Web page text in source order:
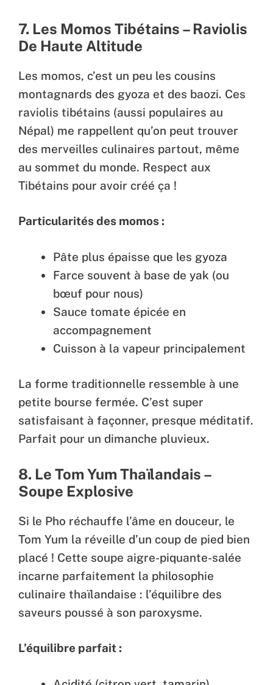
7. Les Momos Tibétains – Raviolis
De Haute Altitude
Les momos, c’est un peu les cousins
montagnards des gyoza et des baozi. Ces
raviolis tibétains (aussi populaires au
Népal) me rappellent qu’on peut trouver
des merveilles culinaires partout, même
au sommet du monde. Respect aux
Tibétains pour avoir créé ça !
Particularités des momos :
Pâte plus épaisse que les gyoza
Farce souvent à base de yak (ou
bœuf pour nous)
Sauce tomate épicée en
accompagnement
Cuisson à la vapeur principalement
La forme traditionnelle ressemble à une
petite bourse fermée. C’est super
satisfaisant à façonner, presque méditatif.
Parfait pour un dimanche pluvieux.
8. Le Tom Yum Thaïlandais –
Soupe Explosive
Si le Pho réchauffe l’âme en douceur, le
Tom Yum la réveille d’un coup de pied bien
placé ! Cette soupe aigre-piquante-salée
incarne parfaitement la philosophie
culinaire thaïlandaise : l’équilibre des
saveurs poussé à son paroxysme.
L’équilibre parfait :